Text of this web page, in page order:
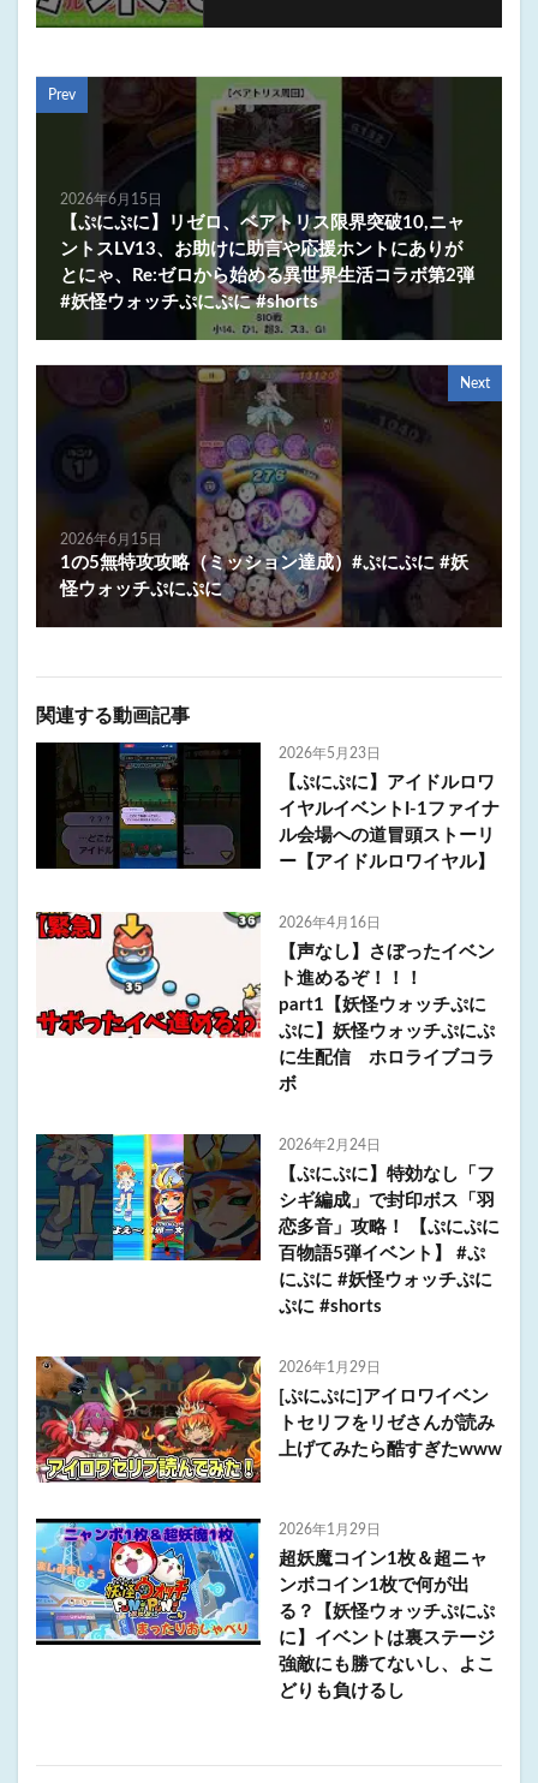
Prev
2026年6月15日
【ぷにぷに】リゼロ、ベアトリス限界突破10,ニャ
ントスLV13、お助けに助言や応援ホントにありが
とにゃ、Re:ゼロから始める異世界生活コラボ第2弾
#妖怪ウォッチぷにぷに #shorts
Next
2026年6月15日
1の5無特攻攻略（ミッション達成）#ぷにぷに #妖
怪ウォッチぷにぷに
関連する動画記事
2026年5月23日
【ぷにぷに】アイドルロワ
イヤルイベントI-1ファイナ
ル会場への道冒頭ストーリ
ー【アイドルロワイヤル】
2026年4月16日
【声なし】さぼったイベン
ト進めるぞ！！！
part1【妖怪ウォッチぷに
ぷに】妖怪ウォッチぷにぷ
に生配信 ホロライブコラ
ボ
2026年2月24日
【ぷにぷに】特効なし「フ
シギ編成」で封印ボス「羽
恋多音」攻略！ 【ぷにぷに
百物語5弾イベント】 #ぷ
にぷに #妖怪ウォッチぷに
ぷに #shorts
2026年1月29日
[ぷにぷに]アイロワイベン
トセリフをリゼさんが読み
上げてみたら酷すぎたwww
2026年1月29日
超妖魔コイン1枚＆超ニャ
ンボコイン1枚で何が出
る？【妖怪ウォッチぷにぷ
に】イベントは裏ステージ
強敵にも勝てないし、よこ
どりも負けるし